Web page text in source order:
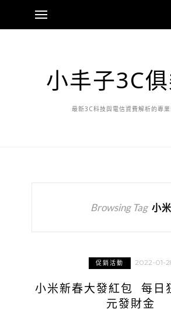
小丰子3C
最新3C科技與電信資費解析的專
Browsing Tag 小米
促銷活動 2022-01-
小米新春大發紅包 每日
元發財金